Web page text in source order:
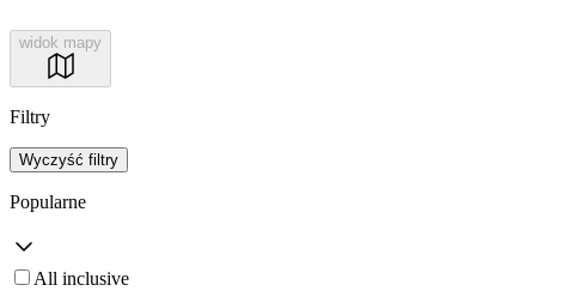
widok mapy
Filtry
Wyczyść filtry
Popularne
All inclusive